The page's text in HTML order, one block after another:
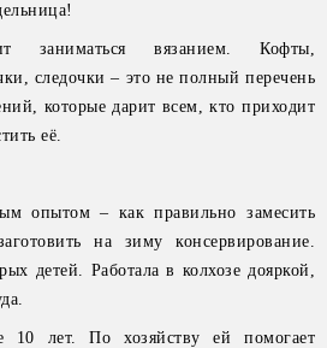
заниматься вязанием. Кофты,
следочки – это не полный перечень
которые дарит всем, кто приходит
её.
опытом – как правильно замесить
на зиму консервирование.
детей. Работала в колхозе дояркой,
10 лет. По хозяйству ей помогает